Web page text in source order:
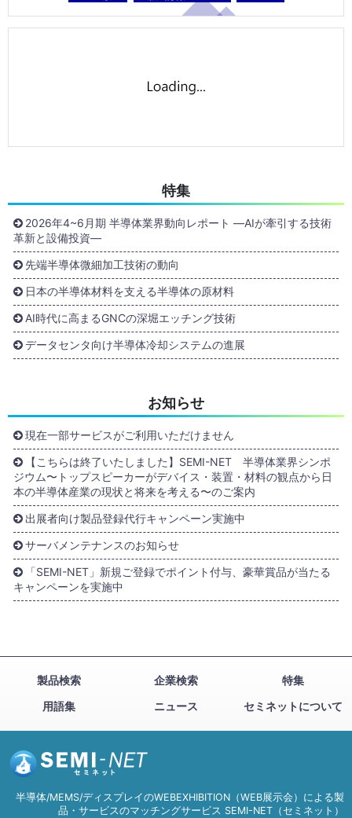
特集
2026年4~6月期 半導体業界動向レポート ―AIが牽引する技術
革新と設備投資―
先端半導体微細加工技術の動向
日本の半導体材料を支える半導体の原材料
AI時代に高まるGNCの深堀エッチング技術
データセンタ向け半導体冷却システムの進展
お知らせ
現在一部サービスがご利用いただけません
【こちらは終了いたしました】SEMI-NET 半導体業界シンポ
ジウム〜トップスピーカーがデバイス・装置・材料の観点から日
本の半導体産業の現状と将来を考える〜のご案内
出展者向け製品登録代行キャンペーン実施中
サーバメンテナンスのお知らせ
「SEMI-NET」新規ご登録でポイント付与、豪華賞品が当たる
キャンペーンを実施中
製品検索 企業検索
特集
用語集
ニュース セミネットについて
半導体/MEMS/ディスプレイのWEBEXHIBITION（WEB展示会）による製
品・サービスのマッチングサービス SEMI-NET（セミネット）